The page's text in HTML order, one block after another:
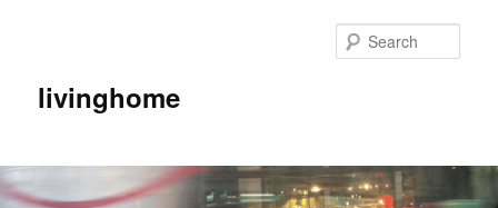
livinghome